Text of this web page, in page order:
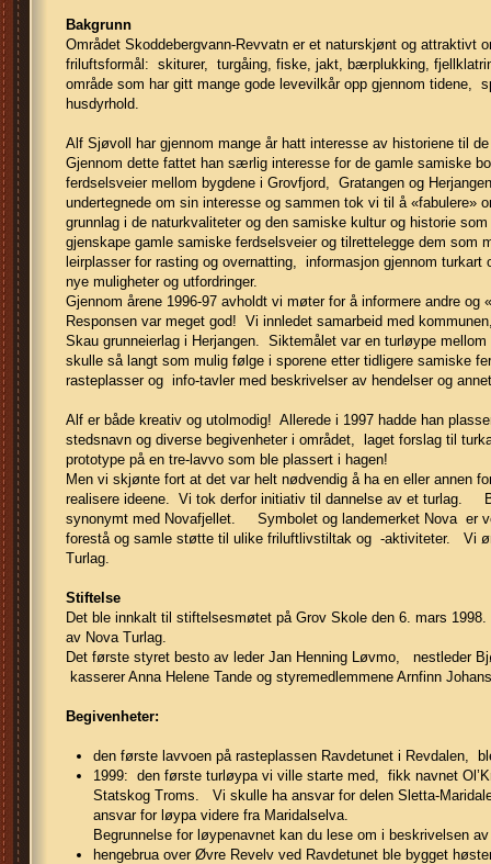
Bakgrunn
Området Skoddebergvann-Revvatn er et naturskjønt og attraktivt
friluftsformål: skiturer, turgåing, fiske, jakt, bærplukking,
område som har gitt mange gode levevilkår opp gjennom tidene,
husdyrhold.
Alf Sjøvoll har gjennom mange år hatt interesse av historiene til
Gjennom dette fattet han særlig interesse for de gamle samiske
ferdselsveier mellom bygdene i Grovfjord, Gratangen og
undertegnede om sin interesse og sammen tok vi til å «fabulere»
grunnlag i de naturkvaliteter og den samiske kultur og historie
gjenskape gamle samiske ferdselsveier og tilrettelegge dem som
leirplasser for rasting og overnatting, informasjon gjennom
nye muligheter og utfordringer.
Gjennom årene 1996-97 avholdt vi møter for å informere andre
Responsen var meget god! Vi innledet samarbeid med
Skau grunneierlag i Herjangen. Siktemålet var en turløype
skulle så langt som mulig følge i sporene etter tidligere samiske
rasteplasser og info-tavler med beskrivelser av hendelser og
Alf er både kreativ og utolmodig! Allerede i 1997 hadde han
stedsnavn og diverse begivenheter i området, laget forslag til
prototype på en tre-lavvo som ble plassert i hagen!
Men vi skjønte fort at det var helt nødvendig å ha en eller annen
realisere ideene. Vi tok derfor initiativ til dannelse av et turlag.
synonymt med Novafjellet. Symbolet og landemerket Nova er
forestå og samle støtte til ulike friluftlivstiltak og -aktiviteter. Vi
Turlag.
Stiftelse
Det ble innkalt til stiftelsesmøtet på Grov Skole den 6. mars
av Nova Turlag.
Det første styret besto av leder Jan Henning Løvmo, nestleder
kasserer Anna Helene Tande og styremedlemmene Arnfinn
Begivenheter:
den første lavvoen på rasteplassen Ravdetunet i Revdalen,
1999: den første turløypa vi ville starte med, fikk navnet
Statskog Troms. Vi skulle ha ansvar for delen Sletta-
ansvar for løypa videre fra Maridalselva.
Begrunnelse for løypenavnet kan du lese om i beskrivelsen
hengebrua over Øvre Revelv ved Ravdetunet ble bygget